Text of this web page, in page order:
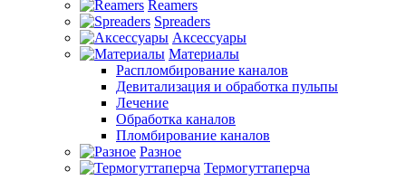
Reamers
Spreaders
Аксессуары
Материалы
Распломбирование каналов
Девитализация и обработка пульпы
Лечение
Обработка каналов
Пломбирование каналов
Разное
Термогуттаперча